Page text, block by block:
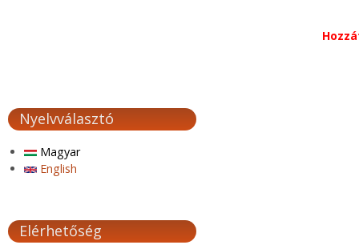
Nyelvválasztó
Magyar
English
Elérhetőség